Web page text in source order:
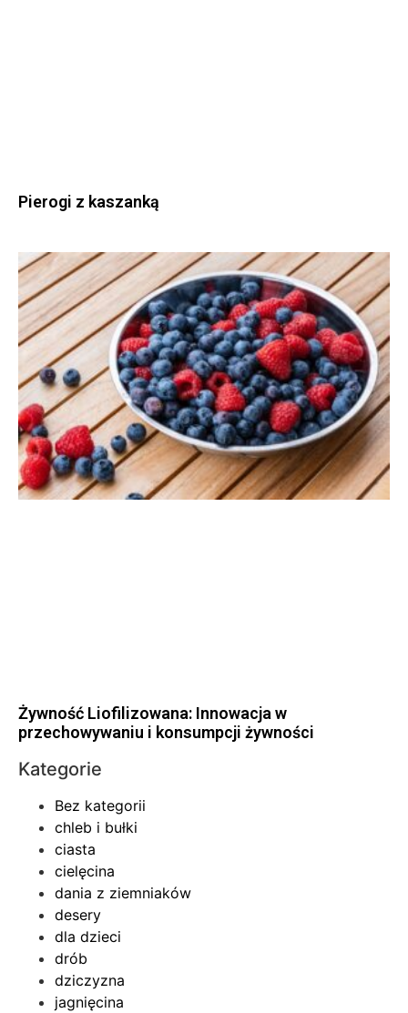
Pierogi z kaszanką
Żywność Liofilizowana: Innowacja w
przechowywaniu i konsumpcji żywności
Kategorie
Bez kategorii
chleb i bułki
ciasta
cielęcina
dania z ziemniaków
desery
dla dzieci
drób
dziczyzna
jagnięcina